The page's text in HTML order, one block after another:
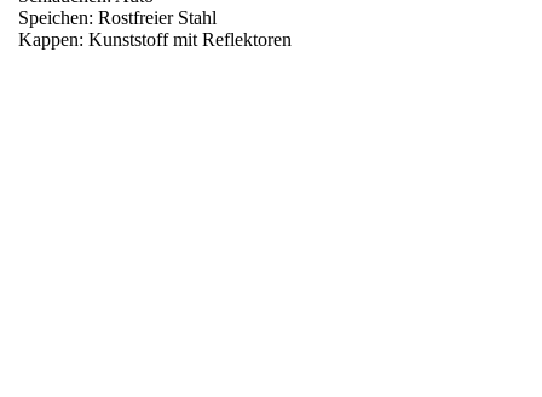
Speichen: Rostfreier Stahl
Kappen: Kunststoff mit Reflektoren